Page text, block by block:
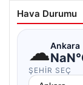
Hava Durumu
☁Ankara
ŞEHIR SEÇ